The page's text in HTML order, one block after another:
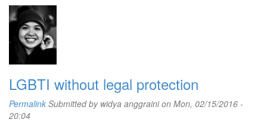
LGBTI without legal protection
Permalink Submitted by widya anggrainion Mon, 02/15/2016 -
20:04